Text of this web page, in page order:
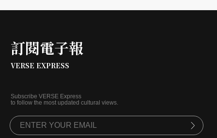
2021/02/09
Ayo 看完《國宴與家宴》之後，他決定用料理與文字
愛的味道。